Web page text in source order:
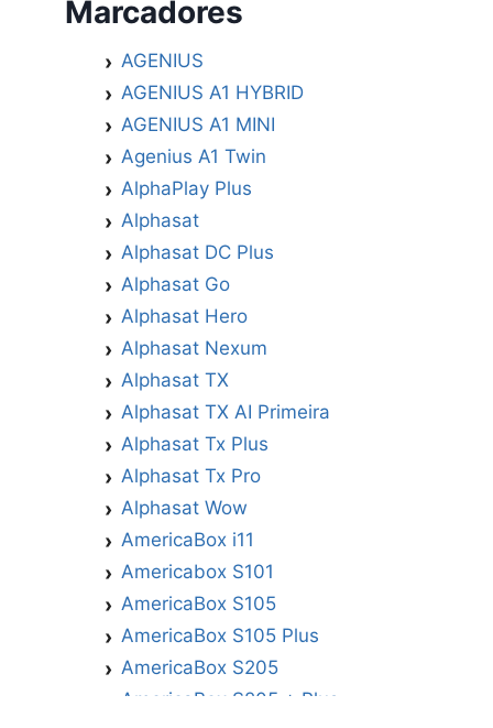
Marcadores
AGENIUS
AGENIUS A1 HYBRID
AGENIUS A1 MINI
Agenius A1 Twin
AlphaPlay Plus
Alphasat
Alphasat DC Plus
Alphasat Go
Alphasat Hero
Alphasat Nexum
Alphasat TX
Alphasat TX AI Primeira
Alphasat Tx Plus
Alphasat Tx Pro
Alphasat Wow
AmericaBox i11
Americabox S101
AmericaBox S105
AmericaBox S105 Plus
AmericaBox S205
AmericaBox S205 + Plus